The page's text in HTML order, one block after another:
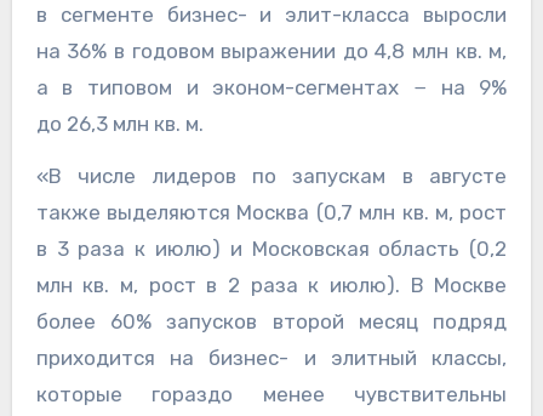
в сегменте бизнес- и элит-класса выросли
на 36% в годовом выражении до 4,8 млн кв. м,
а в типовом и эконом-сегментах − на 9%
до 26,3 млн кв. м.
«В числе лидеров по запускам в августе
также выделяются Москва (0,7 млн кв. м, рост
в 3 раза к июлю) и Московская область (0,2
млн кв. м, рост в 2 раза к июлю). В Москве
более 60% запусков второй месяц подряд
приходится на бизнес- и элитный классы,
которые гораздо менее чувствительны